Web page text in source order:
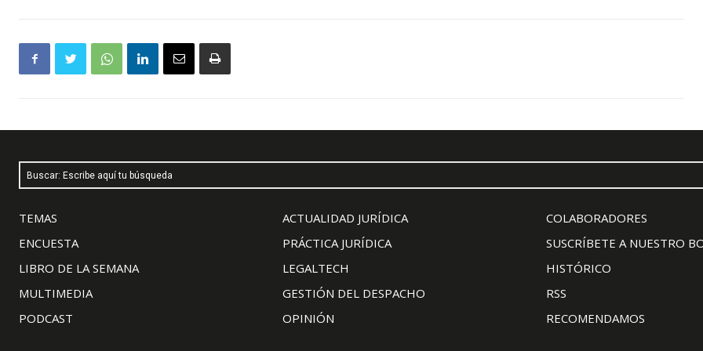
Buscar: Escribe aquí tu búsqueda
TEMAS
ENCUESTA
LIBRO DE LA SEMANA
MULTIMEDIA
PODCAST
ACTUALIDAD JURÍDICA
PRÁCTICA JURÍDICA
LEGALTECH
GESTIÓN DEL DESPACHO
OPINIÓN
COLABORADORES
SUSCRÍBETE A NUESTRO
HISTÓRICO
RSS
RECOMENDAMOS